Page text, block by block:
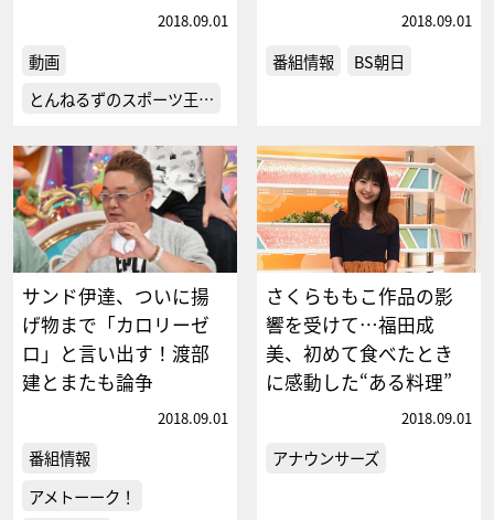
2018.09.01
動画
とんねるずのスポーツ王…
2018.09.01
番組情報 BS朝日
サンド伊達、ついに揚
げ物まで「カロリーゼ
ロ」と言い出す！渡部
建とまたも論争
2018.09.01
番組情報
アメトーーク！
さくらももこ作品の影
響を受けて…福田成
美、初めて食べたとき
に感動した“ある料理”
2018.09.01
アナウンサーズ